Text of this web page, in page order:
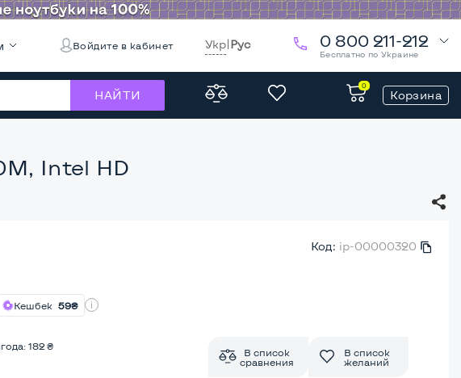
Войдите в кабинет Укр|Рус 0 800 211-212
Бесплатно по Украине
НАЙТИ
0
Корзина
Intel HD
Код: ip-00000320
Кешбек 59₴
182₴
В список
сравнения
В список
желаний